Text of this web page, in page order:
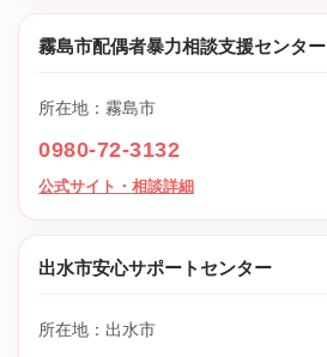
霧島市配偶者暴力相談支援センター
所在地：霧島市
0980-72-3132
公式サイト・相談詳細
出水市安心サポートセンター
所在地：出水市